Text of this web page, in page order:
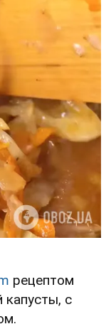
рецептом
капусты, с